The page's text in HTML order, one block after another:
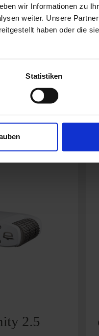
wir Informationen zu
weiter. Unsere
haben oder die
Statistiken
2.3
2.5